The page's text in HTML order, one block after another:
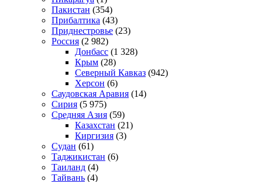
Пакистан (354)
Прибалтика (43)
Приднестровье (23)
Россия (2 982)
Донбасс (1 328)
Крым (28)
Северный Кавказ (942)
Херсон (6)
Саудовская Аравия (14)
Сирия (5 975)
Средняя Азия (59)
Казахстан (21)
Киргизия (3)
Судан (61)
Таджикистан (6)
Таиланд (4)
Тайвань (4)